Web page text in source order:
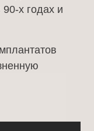
х годах и